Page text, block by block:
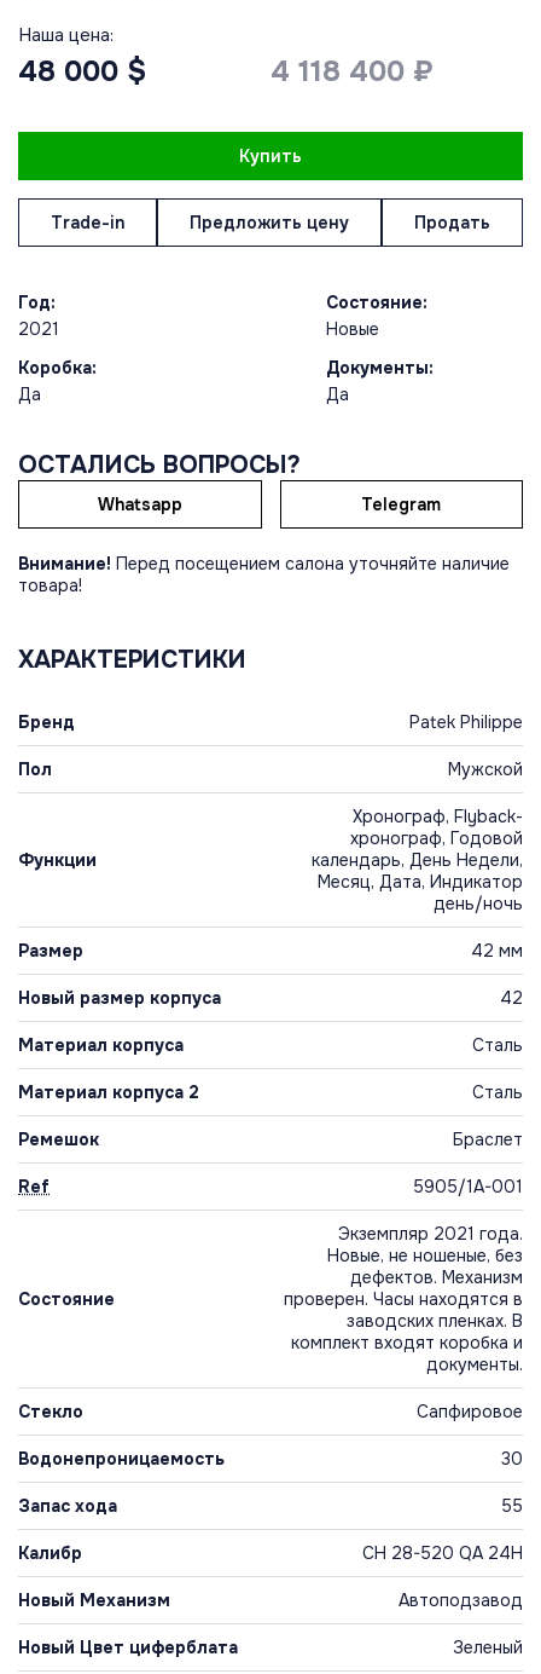
Наша цена:
48 000 $ 4 118 400 ₽
Купить
Trade-in Предложить цену Продать
Год:
2021
Состояние:
Новые
Коробка:
Да
Документы:
Да
ОСТАЛИСЬ ВОПРОСЫ?
Whatsapp Telegram
Внимание! Перед посещением салона уточняйте наличие
товара!
ХАРАКТЕРИСТИКИ
Бренд Patek Philippe
Пол Мужской
Функции
Хронограф, Flyback-
хронограф, Годовой
календарь, День Недели,
Месяц, Дата, Индикатор
день/ночь
Размер 42 мм
Новый размер корпуса 42
Материал корпуса Сталь
Материал корпуса 2 Сталь
Ремешок Браслет
Ref 5905/1A-001
Состояние
Экземпляр 2021 года.
Новые, не ношеные, без
дефектов. Механизм
проверен. Часы находятся в
заводских пленках. В
комплект входят коробка и
документы.
Стекло Сапфировое
Водонепроницаемость 30
Запас хода 55
Калибр CH 28-520 QA 24H
Новый Механизм Автоподзавод
Новый Цвет циферблата Зеленый